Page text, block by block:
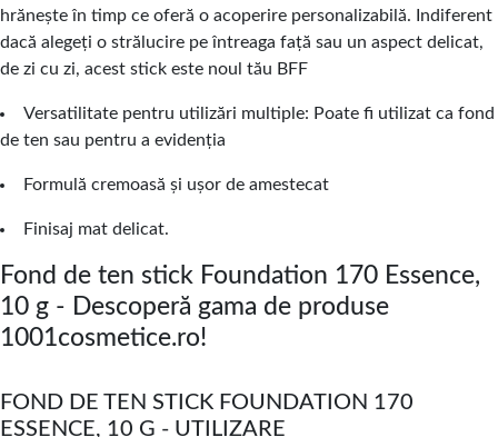
hrănește în timp ce oferă o acoperire personalizabilă. Indiferent
dacă alegeți o strălucire pe întreaga față sau un aspect delicat,
de zi cu zi, acest stick este noul tău BFF
Versatilitate pentru utilizări multiple: Poate fi utilizat ca fond
de ten sau pentru a evidenția
Formulă cremoasă și ușor de amestecat
Finisaj mat delicat.
Fond de ten stick Foundation 170 Essence,
10 g - Descoperă gama de produse
1001cosmetice.ro!
FOND DE TEN STICK FOUNDATION 170
ESSENCE, 10 G - UTILIZARE